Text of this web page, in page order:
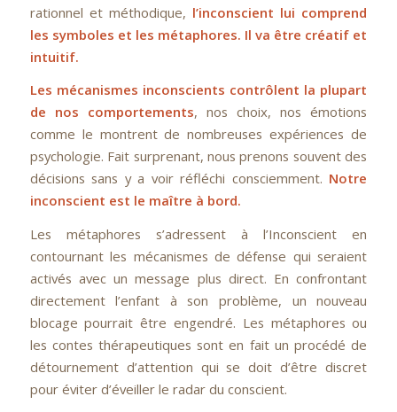
rationnel et méthodique, l’inconscient lui comprend
les symboles et les métaphores. Il va être créatif et
intuitif.
Les mécanismes inconscients contrôlent la plupart
de nos comportements, nos choix, nos émotions
comme le montrent de nombreuses expériences de
psychologie. Fait surprenant, nous prenons souvent des
décisions sans y a voir réfléchi consciemment. Notre
inconscient est le maître à bord.
Les métaphores s’adressent à l’Inconscient en
contournant les mécanismes de défense qui seraient
activés avec un message plus direct. En confrontant
directement l’enfant à son problème, un nouveau
blocage pourrait être engendré. Les métaphores ou
les contes thérapeutiques sont en fait un procédé de
détournement d’attention qui se doit d’être discret
pour éviter d’éveiller le radar du conscient.